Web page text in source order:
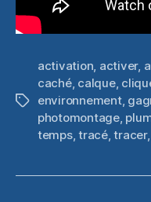
Étiquettes
activation, activer,
caché, calque,
environnement,
photomontage,
temps,tracé,tracer